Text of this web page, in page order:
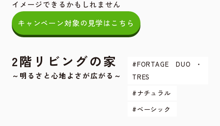
イメージできるかもしれません
キャンペーン対象の見学はこちら
2階リビングの家
～明るさと心地よさが広がる～
#FORTAGE DUO・
TRES
#ナチュラル
#ベーシック